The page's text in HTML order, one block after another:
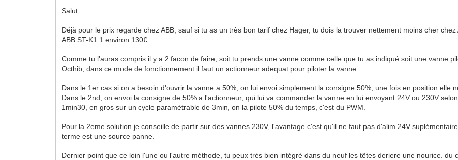
Salut
Déjà pour le prix regarde chez ABB, sauf si tu as un très bon tarif chez Hager, tu dois la trouver nettement moins cher chez
ABB ST-K1.1 environ 130€
Comme tu l'auras compris il y a 2 facon de faire, soit tu prends une vanne comme celle que tu as indiqué soit une vanne
Octhib, dans ce mode de fonctionnement il faut un actionneur adequat pour piloter la vanne.
Dans le 1er cas si on a besoin d'ouvrir la vanne a 50%, on lui envoi simplement la consigne 50%, une fois en position elle
Dans le 2nd, on envoi la consigne de 50% a l'actionneur, qui lui va commander la vanne en lui envoyant 24V ou 230V
1min30, en gros sur un cycle paramétrable de 3min, on la pilote 50% du temps, c'est du PWM.
Pour la 2eme solution je conseille de partir sur des vannes 230V, l'avantage c'est qu'il ne faut pas d'alim 24V
terme est une source panne.
Dernier point que ce loin l'une ou l'autre méthode, tu peux très bien intégré dans du neuf les têtes deriere une nourice. du